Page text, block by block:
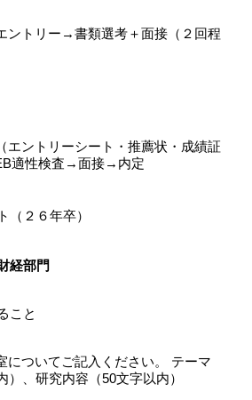
ントリー→書類選考＋面接（２回程
エントリーシート・推薦状・成績証
適性検査→面接→内定
（２６年卒）
経部門
こと
についてご記入ください。 テーマ
）、研究内容（50文字以内）